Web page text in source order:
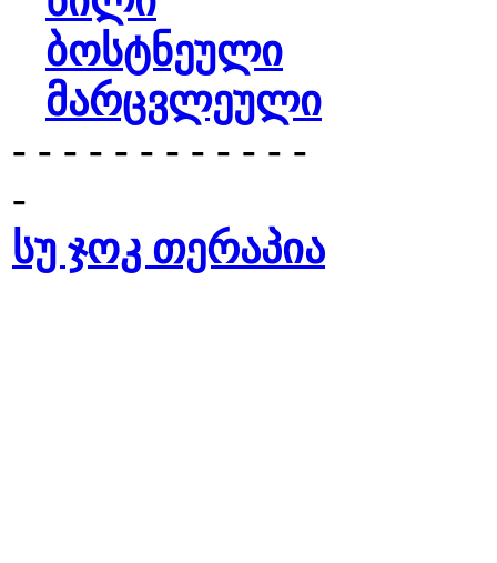
ბოსტნეული
მარცვლეული
- - - - - - - - - - - -
-
სუ ჯოკ თერაპია